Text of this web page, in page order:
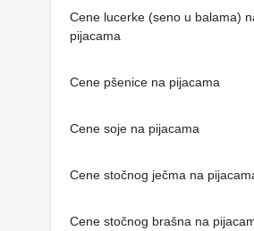
Cene lucerke (seno u balama)
pijacama
Cene pšenice na pijacama
Cene soje na pijacama
Cene stočnog ječma na
Cene stočnog brašna na